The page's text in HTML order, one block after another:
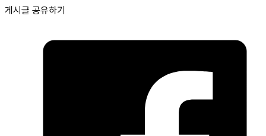
게시글 공유하기